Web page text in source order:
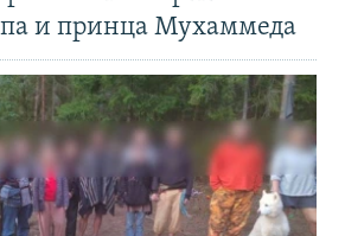
и принца Мухаммеда